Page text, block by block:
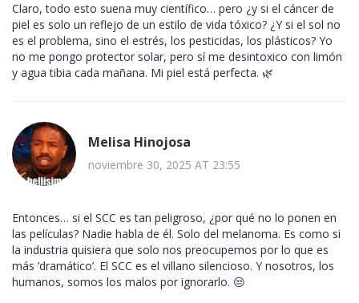
Claro, todo esto suena muy científico… pero ¿y si el cáncer de
piel es solo un reflejo de un estilo de vida tóxico? ¿Y si el sol no
es el problema, sino el estrés, los pesticidas, los plásticos? Yo
no me pongo protector solar, pero sí me desintoxico con limón
y agua tibia cada mañana. Mi piel está perfecta. 🌿
Melisa Hinojosa
noviembre 30, 2025 AT 23:55
Entonces… si el SCC es tan peligroso, ¿por qué no lo ponen en
las películas? Nadie habla de él. Solo del melanoma. Es como si
la industria quisiera que solo nos preocupemos por lo que es
más ‘dramático’. El SCC es el villano silencioso. Y nosotros, los
humanos, somos los malos por ignorarlo. 😒